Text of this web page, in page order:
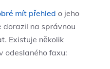
mít přehled o jeho
dorazil na správnou
Existuje několik
odeslaného faxu: